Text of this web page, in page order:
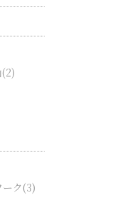
ク(3)